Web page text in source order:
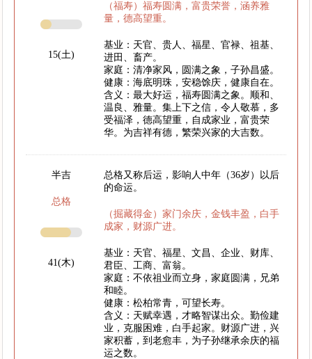
15(土)
（福寿）福寿圆满，富贵荣誉，涵养雅
量，德高望重。
基业：天官、贵人、福星、官禄、祖基、
进田、畜产。
家庭：清净家风，圆满之象，子孙昌盛。
健康：海底明珠，安稳馀庆，健康自在。
含义：最大好运，福寿圆满之象。顺和、
温良、雅量。集上下之信，令人敬慕，多
受福泽，德高望重，自成家业，富贵荣
华。为吉祥有德，繁荣兴家的大吉数。
半吉
总格
41(木)
总格又称后运，影响人中年（36岁）以后
的命运。
（掘藏得金）家门余庆，金钱丰盈，白手
成家，财源广进。
基业：天官、福星、文昌、企业、财库、
君臣、工商、富翁。
家庭：不依祖业而立身，家庭圆满，兄弟
和睦。
健康：松柏常青，可望长寿。
含义：天赋幸遇，才略智谋出众。勤俭建
业，克服困难，白手起家。财源广进，兴
家积蓄，到老愈丰，为子孙继承余庆的福
运之数。